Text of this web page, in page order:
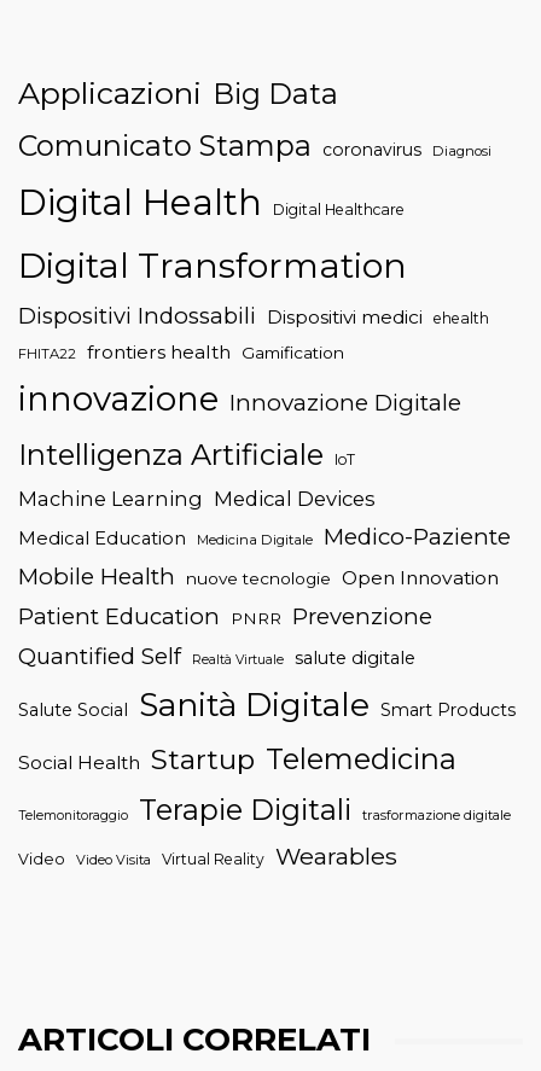
Applicazioni Big Data
Comunicato Stampa
coronavirus Diagnosi
Digital Health Digital Healthcare
Digital Transformation
Dispositivi Indossabili Dispositivi medici ehealth
FHITA22 frontiers health Gamification
innovazione Innovazione Digitale
Intelligenza Artificiale IoT
Machine Learning Medical Devices
Medical Education Medicina Digitale
Medico-Paziente
Mobile Health
nuove tecnologie Open Innovation
Patient Education PNRR
Prevenzione
Quantified Self
Realtà Virtuale salute digitale
Salute Social Sanità Digitale Smart Products
Social Health Startup Telemedicina
Telemonitoraggio Terapie Digitali trasformazione digitale
Video Video Visita Virtual Reality Wearables
ARTICOLI CORRELATI